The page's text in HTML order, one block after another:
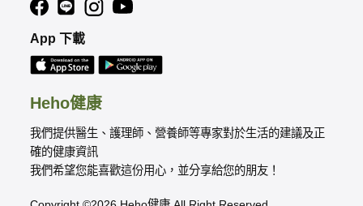
Heho健康
我們提供醫生、護理師、營養師等專家對於生活的建議及正
確的健康資訊
我們希望您能喜歡這份用心，並分享給您的朋友！
App 下載